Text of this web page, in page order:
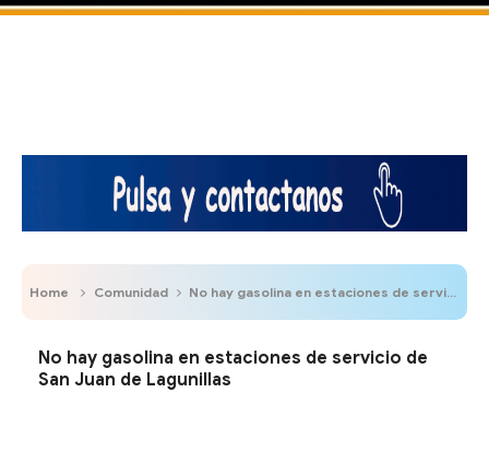
Home Comunidad No hay gasolina en estaciones de servicio de San Juan de Lagunillas
No hay gasolina en estaciones de servicio de
San Juan de Lagunillas